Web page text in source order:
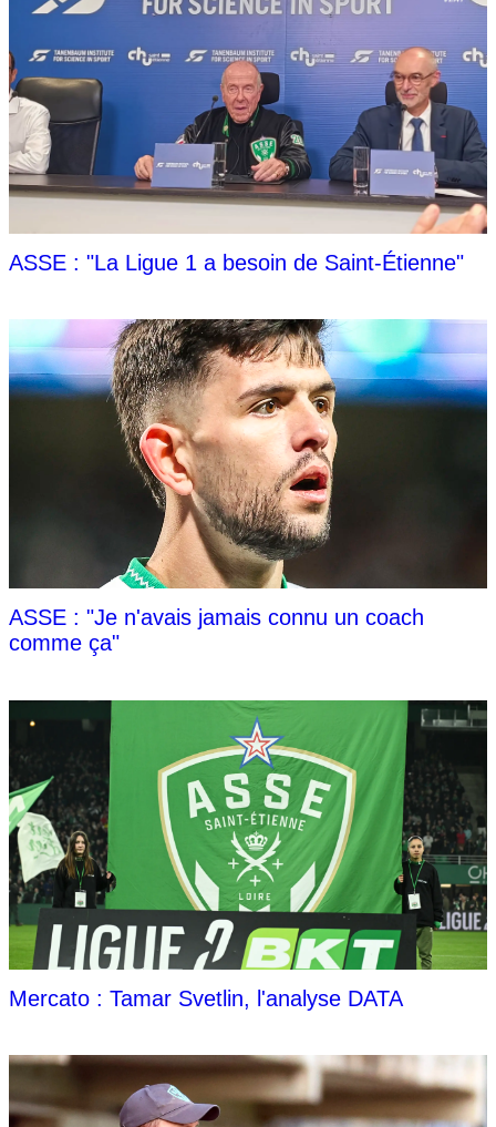
ASSE : "La Ligue 1 a besoin de Saint-Étienne"
ASSE : "Je n'avais jamais connu un coach
comme ça"
Mercato : Tamar Svetlin, l'analyse DATA